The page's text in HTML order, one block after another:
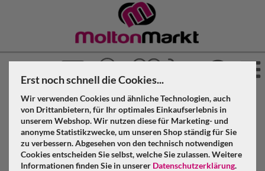
Erst noch schnell die Cookies...
Wir verwenden Cookies und ähnliche Technologien, auch
von Drittanbietern, für Ihr optimales Einkaufserlebnis in
unserem Webshop. Wir nutzen diese für Marketing- und
anonyme Statistikzwecke, um unseren Shop ständig für Sie
zu verbessern. Abgesehen von den technisch notwendigen
Cookies entscheiden Sie selbst, welche Sie zulassen. Weitere
Informationen finden Sie in unserer Datenschutzerklärung.
Molton Markt » Molton » Molton GREENLINE »
Bühnenmolton GREENLINE konfektioniert »
Bühnenmolton GREENLINE konfektioniert schwarz »
Bühnenmolton GREENLINE konfektioniert, schwarz, B=3m